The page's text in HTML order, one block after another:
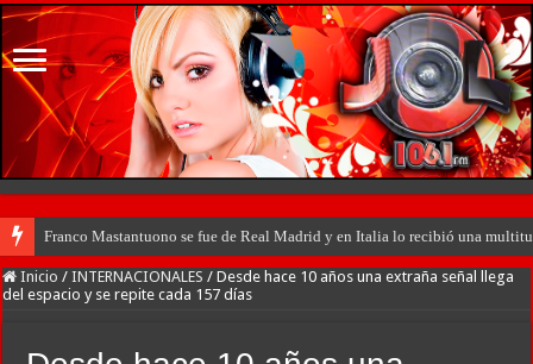
Franco Mastantuono se fue de Real Madrid y en Italia lo recibió una
Inicio / INTERNACIONALES / Desde hace 10 años una extraña señal llega
del espacio y se repite cada 157 días